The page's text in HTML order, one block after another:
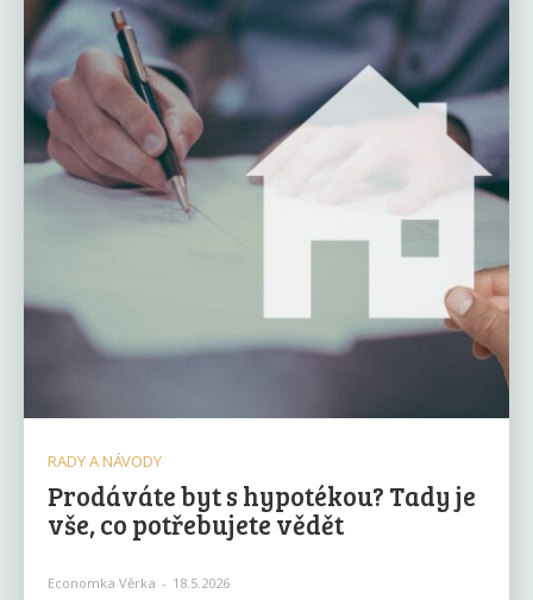
RADY A NÁVODY
Prodáváte byt s hypotékou? Tady je
vše, co potřebujete vědět
Economka Věrka - 18.5.2026